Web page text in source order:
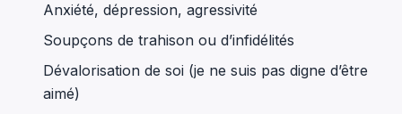
Anxiété, dépression, agressivité
Soupçons de trahison ou d’infidélités
Dévalorisation de soi (je ne suis pas digne d’être
aimé)